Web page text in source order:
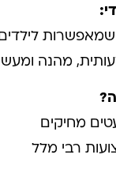
לילדים
מהנה
רבי מלל